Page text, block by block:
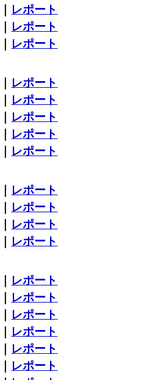
レポート
レポート
レポート
レポート
レポート
レポート
レポート
レポート
レポート
レポート
レポート
レポート
レポート
レポート
レポート
レポート
レポート
レポート